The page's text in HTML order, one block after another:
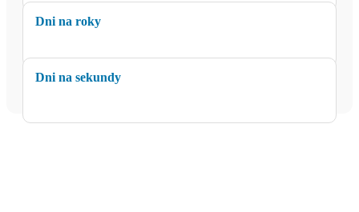
Dni na roky
Dni na sekundy